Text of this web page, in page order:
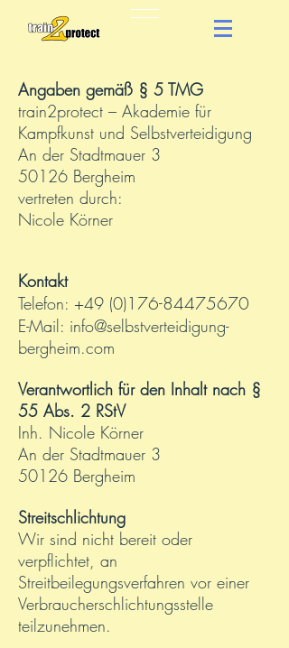
Angaben gemäß § 5 TMG
train2protect – Akademie für
Kampfkunst und Selbstverteidigung
An der Stadtmauer 3
50126 Bergheim
vertreten durch:
Nicole Körner
Kontakt
Telefon: +49 (0)176-84475670
E-Mail: info@selbstverteidigung-
bergheim.com
Verantwortlich für den Inhalt nach §
55 Abs. 2 RStV
Inh. Nicole Körner
An der Stadtmauer 3
50126 Bergheim
Streitschlichtung
Wir sind nicht bereit oder
verpflichtet, an
Streitbeilegungsverfahren vor einer
Verbraucherschlichtungsstelle
teilzunehmen.